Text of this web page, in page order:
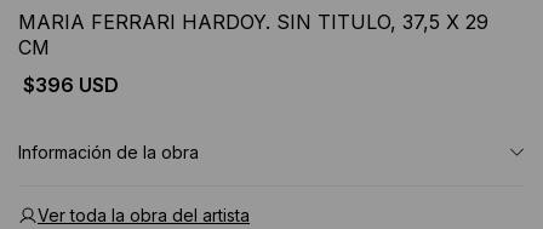
MARIA FERRARI HARDOY. SIN TITULO, 37,5 X 29
CM
$396 USD
Información de la obra
Ver toda la obra del artista